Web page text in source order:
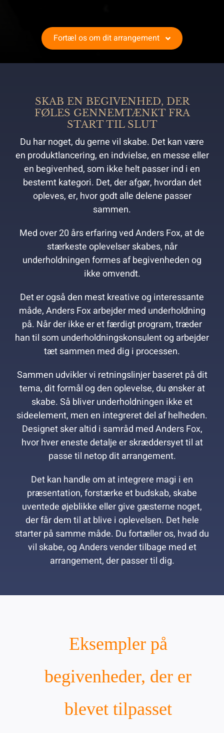
Fortæl os om dit arrangement
SKAB EN BEGIVENHED, DER
FØLES GENNEMTÆNKT FRA
START TIL SLUT
Du har noget, du gerne vil skabe. Det kan være
en produktlancering, en indvielse, en messe eller
en begivenhed, som ikke helt passer ind i en
bestemt kategori. Det, der afgør, hvordan det
opleves, er, hvor godt alle delene passer
sammen.
Med over 20 års erfaring ved Anders Fox, at de
stærkeste oplevelser skabes, når
underholdningen formes af begivenheden og
ikke omvendt.
Det er også den mest kreative og interessante
måde, Anders Fox arbejder med underholdning
på. Når der ikke er et færdigt program, træder
han til som underholdningskonsulent og arbejder
tæt sammen med dig i processen.
Sammen udvikler vi retningslinjer baseret på dit
tema, dit formål og den oplevelse, du ønsker at
skabe. Så bliver underholdningen ikke et
sideelement, men en integreret del af helheden.
Designet sker altid i samråd med Anders Fox,
hvor hver eneste detalje er skræddersyet til at
passe til netop dit arrangement.
Det kan handle om at integrere magi i en
præsentation, forstærke et budskab, skabe
uventede øjeblikke eller give gæsterne noget,
der får dem til at blive i oplevelsen. Det hele
starter på samme måde. Du fortæller os, hvad du
vil skabe, og Anders vender tilbage med et
arrangement, der passer til dig.
Eksempler på
begivenheder, der er
blevet tilpasset